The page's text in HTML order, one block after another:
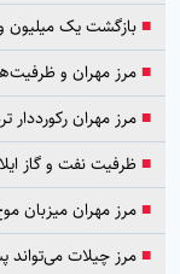
■بازگشت یک میلیون و ۳۰۵ هزار زائر به
■مرز مهران و
■مرز مهران رکورددار
■ظرفیت نفت و گاز
■مرز مهران میزبان
■مرز چیلات می‌تواند